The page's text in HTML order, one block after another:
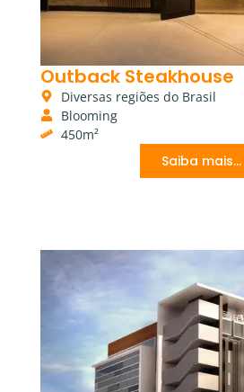
Outback Steakhouse
Diversas regiões do Brasil
Blooming
450m²
Saiba mais...